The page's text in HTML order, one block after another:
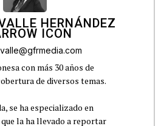
HERNÁNDEZ
con más 30 años de
de diversos temas.
se ha especializado en
la ha llevado a reportar